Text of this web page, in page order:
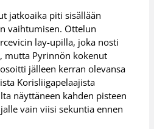
jatkoaika piti sisällään
vaihtumisen. Ottelun
lay-upilla, joka nosti
mutta Pyrinnön kokenut
jälleen kerran olevansa
Korisliigapelaajista
näyttäneen kahden pisteen
vain viisi sekuntia ennen